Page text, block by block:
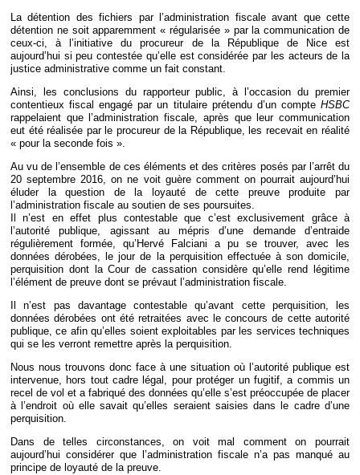
La détention des fichiers par l’administration fiscale avant que cette
détention ne soit apparemment « régularisée » par la communication de
ceux-ci, à l’initiative du procureur de la République de Nice est
aujourd’hui si peu contestée qu’elle est considérée par les acteurs de la
justice administrative comme un fait constant.
Ainsi, les conclusions du rapporteur public, à l’occasion du premier
contentieux fiscal engagé par un titulaire prétendu d’un compte HSBC
rappelaient que l’administration fiscale, après que leur communication
eut été réalisée par le procureur de la République, les recevait en réalité
« pour la seconde fois ».
Au vu de l’ensemble de ces éléments et des critères posés par l’arrêt du
20 septembre 2016, on ne voit guère comment on pourrait aujourd’hui
éluder la question de la loyauté de cette preuve produite par
l’administration fiscale au soutien de ses poursuites.
Il n’est en effet plus contestable que c’est exclusivement grâce à
l’autorité publique, agissant au mépris d’une demande d’entraide
régulièrement formée, qu’Hervé Falciani a pu se trouver, avec les
données dérobées, le jour de la perquisition effectuée à son domicile,
perquisition dont la Cour de cassation considère qu’elle rend légitime
l’élément de preuve dont se prévaut l’administration fiscale.
Il n’est pas davantage contestable qu’avant cette perquisition, les
données dérobées ont été retraitées avec le concours de cette autorité
publique, ce afin qu’elles soient exploitables par les services techniques
qui se les verront remettre après la perquisition.
Nous nous trouvons donc face à une situation où l’autorité publique est
intervenue, hors tout cadre légal, pour protéger un fugitif, a commis un
recel de vol et a fabriqué des données qu’elle s’est préoccupée de placer
à l’endroit où elle savait qu’elles seraient saisies dans le cadre d’une
perquisition.
Dans de telles circonstances, on voit mal comment on pourrait
aujourd’hui considérer que l’administration fiscale n’a pas manqué au
principe de loyauté de la preuve.